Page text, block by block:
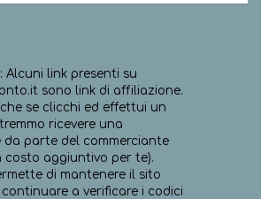
: Alcuni link presenti su
sono link di affiliazione.
se clicchi ed effettui un
ricevere una
da parte del commerciante
costo aggiuntivo per te).
di mantenere il sito
a verificare i codici